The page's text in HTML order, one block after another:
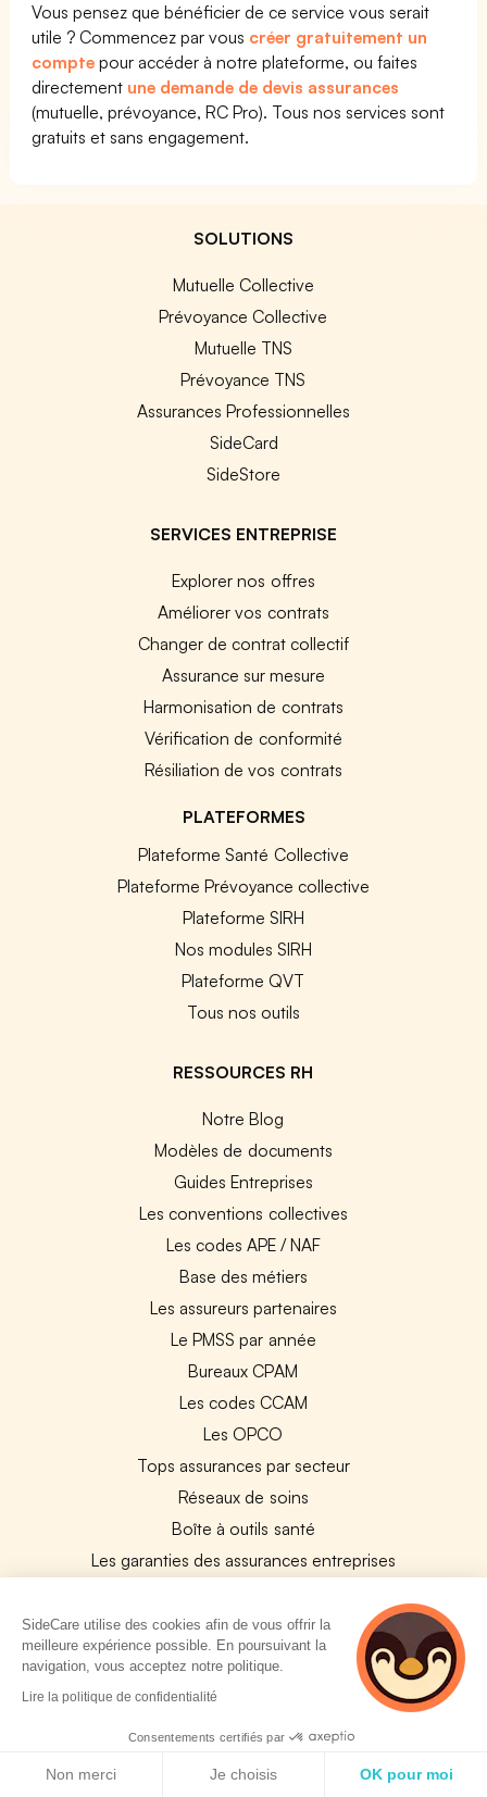
Vous pensez que bénéficier de ce service vous serait
utile ? Commencez par vous créer gratuitement un
compte pour accéder à notre plateforme, ou faites
directement une demande de devis assurances
(mutuelle, prévoyance, RC Pro). Tous nos services sont
gratuits et sans engagement.
SOLUTIONS
Mutuelle Collective
Prévoyance Collective
Mutuelle TNS
Prévoyance TNS
Assurances Professionnelles
SideCard
SideStore
SERVICES ENTREPRISE
Explorer nos offres
Améliorer vos contrats
Changer de contrat collectif
Assurance sur mesure
Harmonisation de contrats
Vérification de conformité
Résiliation de vos contrats
PLATEFORMES
Plateforme Santé Collective
Plateforme Prévoyance collective
Plateforme SIRH
Nos modules SIRH
Plateforme QVT
Tous nos outils
RESSOURCES RH
Notre Blog
Modèles de documents
Guides Entreprises
Les conventions collectives
Les codes APE / NAF
Base des métiers
Les assureurs partenaires
Le PMSS par année
Bureaux CPAM
Les codes CCAM
Les OPCO
Tops assurances par secteur
Réseaux de soins
Boîte à outils santé
Les garanties des assurances entreprises
PARTENAIRES
Experts-Comptables
Assureurs Partenaires
Payfit & SideCare
SideCare utilise des cookies afin de vous offrir la
meilleure expérience possible. En poursuivant la
navigation, vous acceptez notre politique.
Lire la politique de confidentialité
Consentements certifiés par
Non merci Je choisis OK pour moi
6 personnes sont
actuellement sur